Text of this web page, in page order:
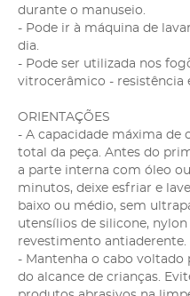
durante o manuseio.
- Pode ir à máquina de
dia.
- Pode ser utilizada nos
vitrocerâmico - resistência
ORIENTAÇÕES
- A capacidade máxima de
total da peça. Antes do
a parte interna com óleo
minutos, deixe esfriar e
baixo ou médio, sem
utensílios de silicone,
revestimento antiaderente.
- Mantenha o cabo
do alcance de crianças.